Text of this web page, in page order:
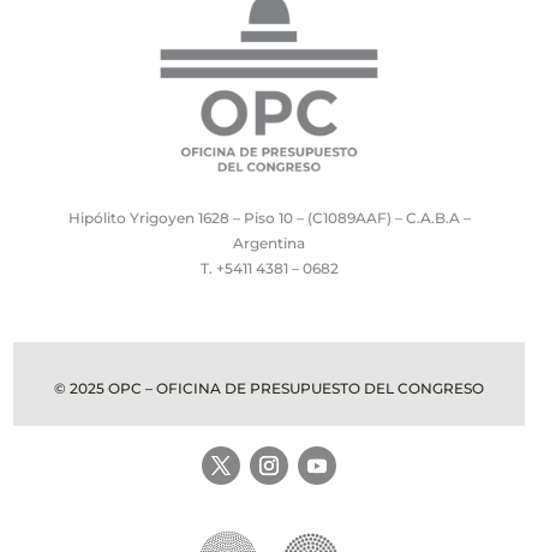
Hipólito Yrigoyen 1628 – Piso 10 – (C1089AAF) – C.A.B.A –
Argentina
T. +5411 4381 – 0682
© 2025 OPC – OFICINA DE PRESUPUESTO DEL CONGRESO